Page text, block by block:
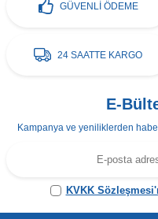
GÜVENLİ ÖDEME
24 SAATTE KARGO
E-
Kampanya ve yeniliklerden
KVKK